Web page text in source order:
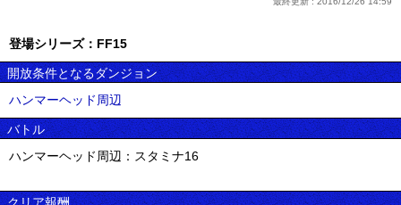
登場シリーズ：FF15
開放条件となるダンジョン
ハンマーヘッド周辺
バトル
ハンマーヘッド周辺：スタミナ16